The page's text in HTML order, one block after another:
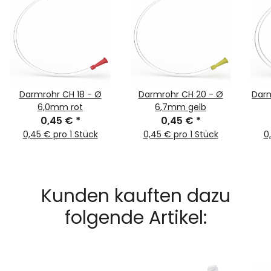
Darmrohr CH 18 - Ø
6,0mm rot
0,45 € *
0,45 € pro 1 Stück
Darmrohr CH 20 - Ø
6,7mm gelb
0,45 € *
0,45 € pro 1 Stück
Kunden kauften dazu
folgende Artikel: